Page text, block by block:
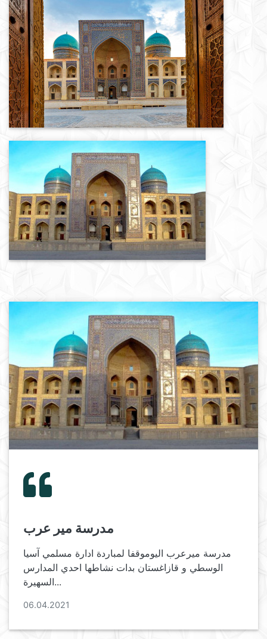
مدرسة مير عرب
مدرسة ميرعرب اليوموقفا لمباردة ادارة مسلمي آسيا
الوسطي و قازاغستان بدات نشاطها احدي المدارس
السهيرة...
06.04.2021